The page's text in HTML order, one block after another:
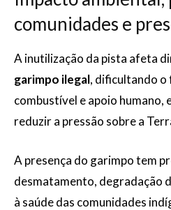
comunidades e
A inutilização da pista afeta
garimpo ilegal, dificultando o
combustível e apoio humano,
reduzir a pressão sobre a
A presença do garimpo tem
desmatamento, degradação
à saúde das comunidades